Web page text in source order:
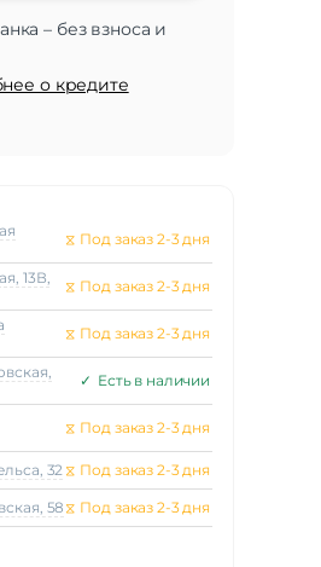
– без взноса и
о кредите
⧖ Под заказ 2-3 дня
13В,
⧖ Под заказ 2-3 дня
⧖ Под заказ 2-3 дня
✓ Есть в наличии
⧖ Под заказ 2-3 дня
32 ⧖ Под заказ 2-3 дня
58 ⧖ Под заказ 2-3 дня